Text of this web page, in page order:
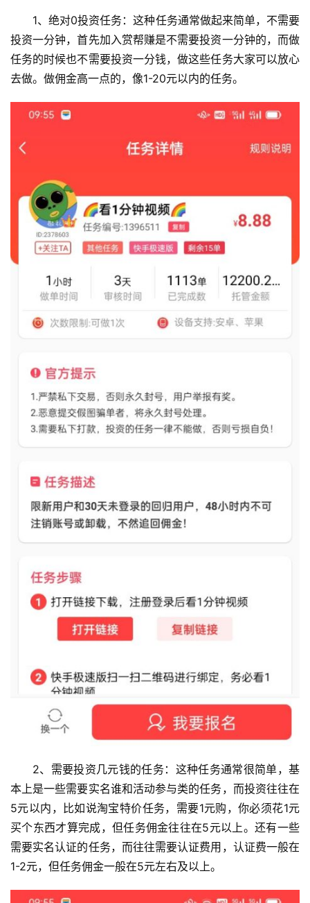
1、绝对0投资任务：这种任务通常做起来简单，不需要
投资一分钟，首先加入赏帮赚是不需要投资一分钟的，而做
任务的时候也不需要投资一分钱，做这些任务大家可以放心
去做。做佣金高一点的，像1-20元以内的任务。
2、需要投资几元钱的任务：这种任务通常很简单，基
本上是一些需要实名谁和活动参与类的任务，而投资往往在
5元以内，比如说淘宝特价任务，需要1元购，你必须花1元
买个东西才算完成，但任务佣金往往在5元以上。还有一些
需要实名认证的任务，而往往需要认证费用，认证费一般在
1-2元，但任务佣金一般在5元左右及以上。